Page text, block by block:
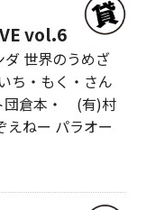
vol.6
世界のうめざ
ち・もく・さん
団倉本・ (有)村
えねー パラオー